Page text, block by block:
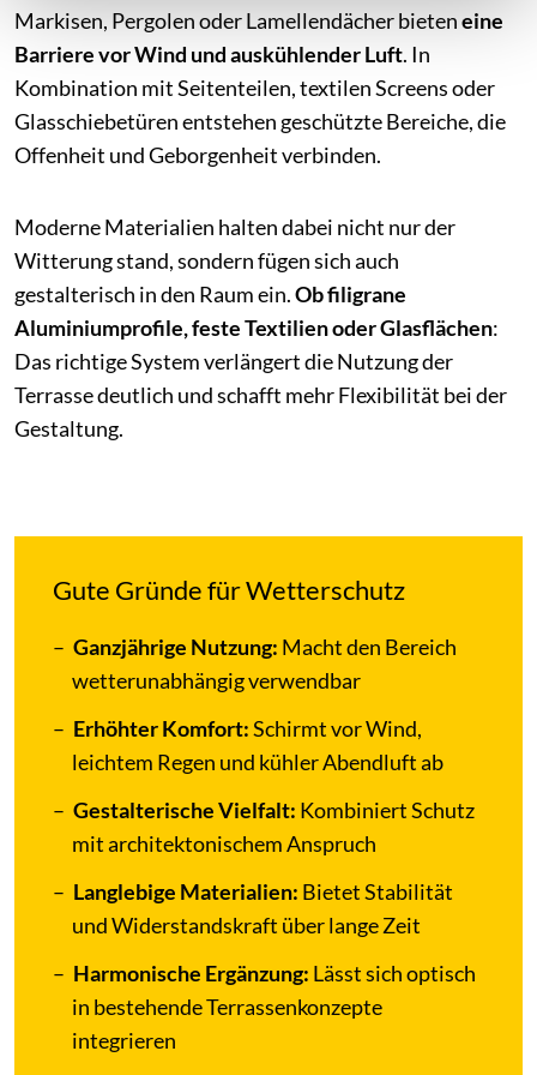
Markisen, Pergolen oder Lamellendächer bieteneine
Barriere vor Wind und auskühlender Luft. In
Kombination mit Seitenteilen, textilen Screens oder
Glasschiebetüren entstehen geschützte Bereiche, die
Offenheit und Geborgenheit verbinden.
Moderne Materialien halten dabei nicht nur der
Witterung stand, sondern fügen sich auch
gestalterisch in den Raum ein.Ob filigrane
Aluminiumprofile, feste Textilien oder Glasflächen:
Das richtige System verlängert die Nutzung der
Terrasse deutlich und schafft mehr Flexibilität bei der
Gestaltung.
Gute Gründe für Wetterschutz
Ganzjährige Nutzung: Macht den Bereich
wetterunabhängig verwendbar
Erhöhter Komfort:Schirmt vor Wind,
leichtem Regen und kühler Abendluft ab
Gestalterische Vielfalt: Kombiniert Schutz
mit architektonischem Anspruch
Langlebige Materialien: Bietet Stabilität
und Widerstandskraft über lange Zeit
Harmonische Ergänzung: Lässt sich optisch
in bestehende Terrassenkonzepte
integrieren